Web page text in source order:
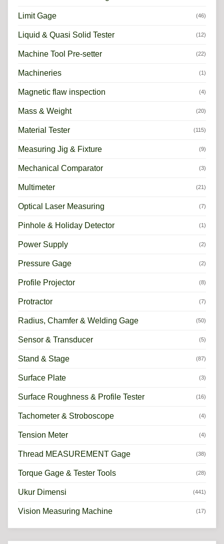
Limit Gage (46)
Liquid & Quasi Solid Tester (12)
Machine Tool Pre-setter (22)
Machineries (1)
Magnetic flaw inspection (4)
Mass & Weight (20)
Material Tester (115)
Measuring Jig & Fixture (9)
Mechanical Comparator (3)
Multimeter (21)
Optical Laser Measuring (7)
Pinhole & Holiday Detector (1)
Power Supply (2)
Pressure Gage (2)
Profile Projector (8)
Protractor (7)
Radius, Chamfer & Welding Gage (50)
Sensor & Transducer (5)
Stand & Stage (87)
Surface Plate (3)
Surface Roughness & Profile Tester (16)
Tachometer & Stroboscope (4)
Tension Meter (4)
Thread MEASUREMENT Gage (38)
Torque Gage & Tester Tools (28)
Ukur Dimensi (441)
Vision Measuring Machine (17)